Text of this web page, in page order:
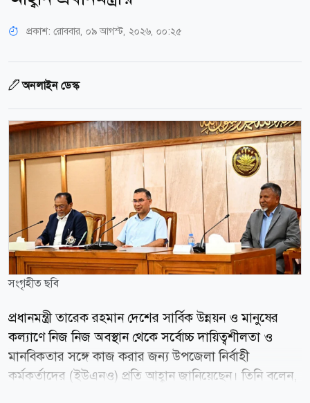
প্রকাশ: রোববার, ০৯ আগস্ট, ২০২৬, ০০:২৫
অনলাইন ডেস্ক
সংগৃহীত ছবি
প্রধানমন্ত্রী তারেক রহমান দেশের সার্বিক উন্নয়ন ও মানুষের
কল্যাণে নিজ নিজ অবস্থান থেকে সর্বোচ্চ দায়িত্বশীলতা ও
মানবিকতার সঙ্গে কাজ করার জন্য উপজেলা নির্বাহী
কর্মকর্তাদের (ইউএনও) প্রতি আহ্বান জানিয়েছেন। তিনি বলেন,